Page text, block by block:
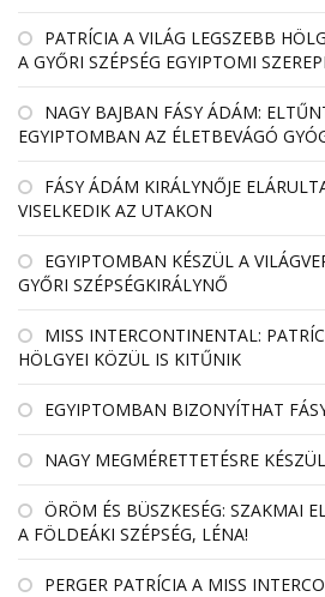
PATRÍCIA A VILÁG LEGSZEBB
A GYŐRI SZÉPSÉG EGYIPTOMI
NAGY BAJBAN FÁSY ÁDÁM:
EGYIPTOMBAN AZ ÉLETBEVÁGÓ
FÁSY ÁDÁM KIRÁLYNŐJE
VISELKEDIK AZ UTAKON
EGYIPTOMBAN KÉSZÜL A
GYŐRI SZÉPSÉGKIRÁLYNŐ
MISS INTERCONTINENTAL:
HÖLGYEI KÖZÜL IS KITŰNIK
EGYIPTOMBAN BIZONYÍTHAT
NAGY MEGMÉRETTETÉSRE
ÖRÖM ÉS BÜSZKESÉG: SZAKMAI
A FÖLDEÁKI SZÉPSÉG, LÉNA!
PERGER PATRÍCIA A MISS